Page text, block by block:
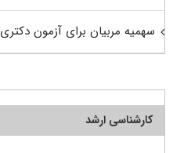
سهمیه مربیان برای آزمون دکتری
کارشناسی ارشد